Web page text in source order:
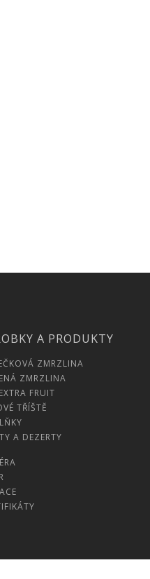
A PRODUKTY
ZMRZLINA
ZMRZLINA
FRUIT
TŘÍŠTĚ
A DEZERTY